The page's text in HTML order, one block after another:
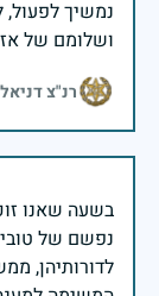
נמשיך
ושלומם של
רנ"צ
בשעה שאנו
נפשם של טובי
לדורותיהן,